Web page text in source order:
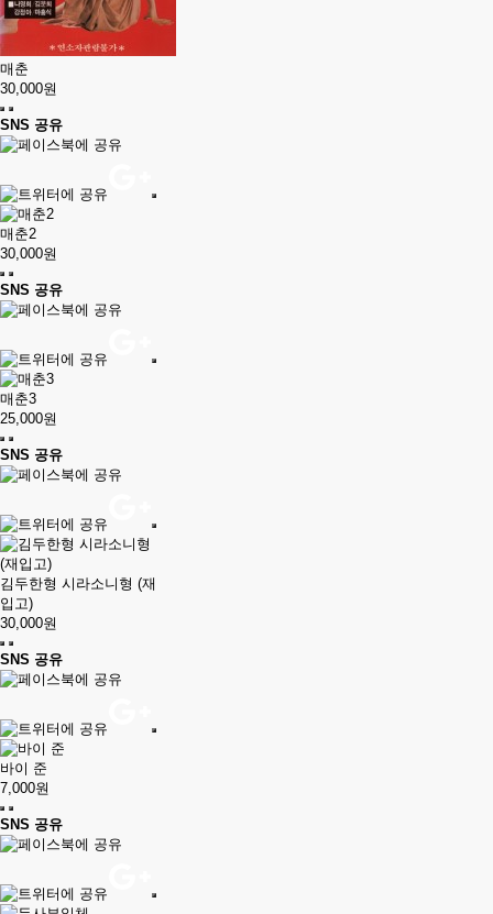
매춘
30,000원
SNS 공유
매춘2
30,000원
SNS 공유
매춘3
25,000원
SNS 공유
김두한형 시라소니형 (재
입고)
30,000원
SNS 공유
바이 준
7,000원
SNS 공유